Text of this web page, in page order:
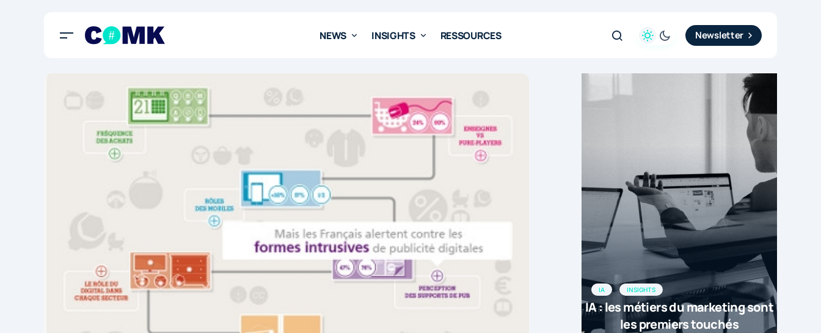
NEWS INSIGHTS RESSOURCES Newsletter
IA INSIGHTS
IA : les métiers du marketing sont
les premiers touchés